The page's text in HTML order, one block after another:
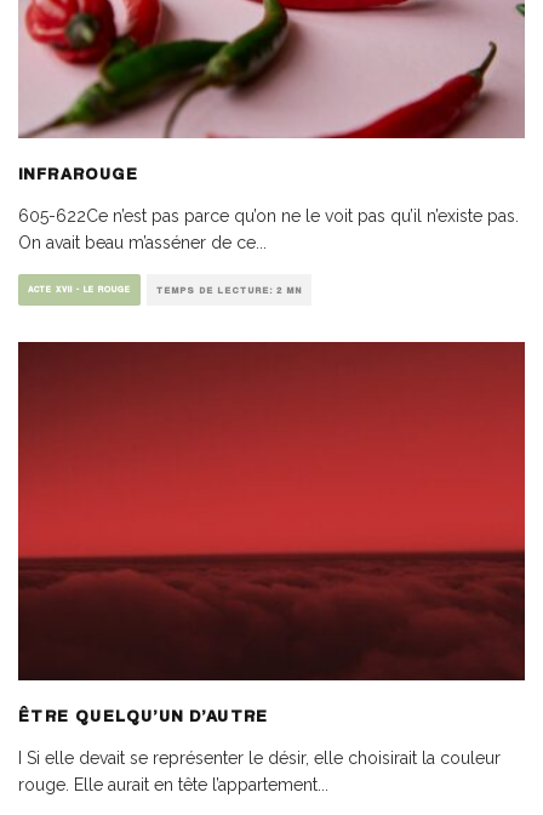
INFRAROUGE
605-622Ce n’est pas parce qu’on ne le voit pas qu’il n’existe pas.
On avait beau m’asséner de ce
ACTE XVII - LE ROUGE TEMPS DE LECTURE: 2 MN
ÊTRE QUELQU’UN D’AUTRE
I Si elle devait se représenter le désir, elle choisirait la couleur
rouge. Elle aurait en tête l’appartement